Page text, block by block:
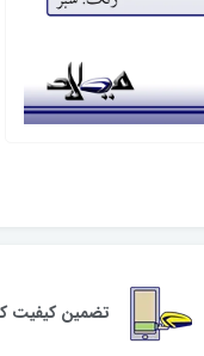
تضمین کیفیت